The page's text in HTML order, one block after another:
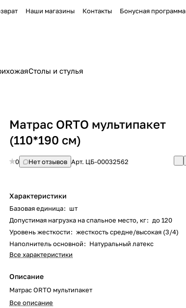
Наши магазины Контакты Бонусная программа
Столы и стулья
Матрас ORTO мультипакет
(110*190 см)
0 Нет отзывов Арт. ЦБ-00032562
Характеристики
Базовая единица: шт
Допустимая нагрузка на спальное место, кг: до 120
Уровень жесткости: жесткость средне/высокая (3/4)
Наполнитель основной: Натуральный латекс
Все характеристики
Описание
Матрас ORTO мультипакет
Все описание